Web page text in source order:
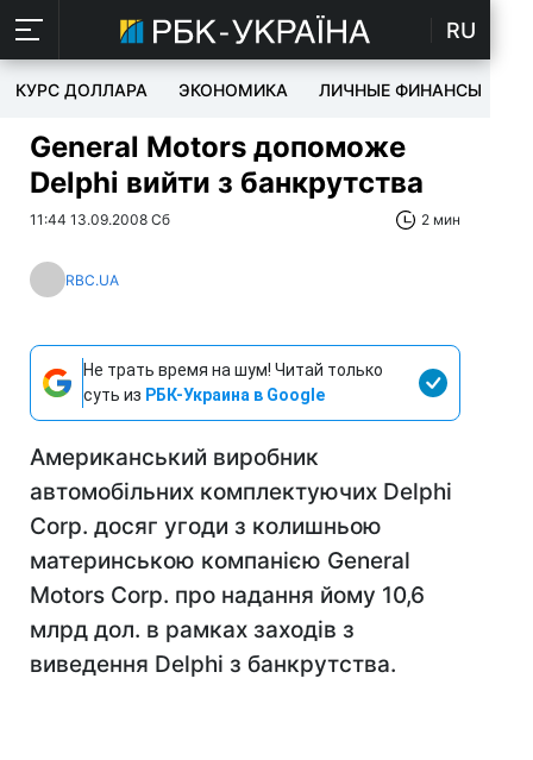
RU
КУРС ДОЛЛАРА ЭКОНОМИКА ЛИЧНЫЕ ФИНАНСЫ
General Motors допоможе
Delphi вийти з банкрутства
11:44 13.09.2008 Сб 2 мин
RBC.UA
Не трать время на шум! Читай только
суть из РБК-Украина в Google
Американський виробник
автомобільних комплектуючих Delphi
Corp. досяг угоди з колишньою
материнською компанією General
Motors Corp. про надання йому 10,6
млрд дол. в рамках заходів з
виведення Delphi з банкрутства.